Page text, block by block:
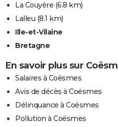
La Couyère (6.8 km)
Lalleu (8.1 km)
Ille-et-Vilaine
Bretagne
En savoir plus sur
Salaires à Coësmes
Avis de décès à Coësmes
Délinquance à Coësmes
Pollution à Coësmes